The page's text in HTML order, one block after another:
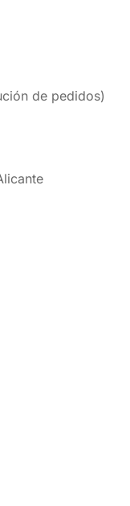
de pedidos)